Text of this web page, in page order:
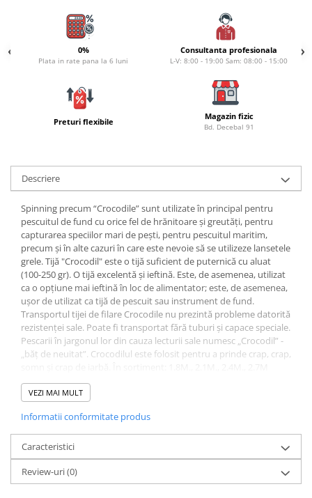
Nada si momeala
Aditivi, arome, dipuri
Pescuit la copca
Bagajerie pescuit
Genti
Lazi
Huse
Penare
Altele
Rucsac
Accesorii conexe pescuit
Cântare
Instrumente
Ochelari
Barci, sonare
Accesorii pentru barci
Barci
Sonare
0%
Plata in rate pana la 6 luni
Consultanta profesionala
L-V: 8:00 - 19:00 Sam: 08:00 - 15:00
Preturi flexibile Magazin fizic
Bd. Decebal 91
Descriere
Spinning precum “Crocodile” sunt utilizate în principal pentru
pescuitul de fund cu orice fel de hrănitoare și greutăți, pentru
capturarea speciilor mari de pești, pentru pescuitul maritim,
precum și în alte cazuri în care este nevoie să se utilizeze lansetele
grele. Tijă "Crocodil" este o tijă suficient de puternică cu aluat
(100-250 gr). O tijă excelentă și ieftină. Este, de asemenea, utilizat
ca o opțiune mai ieftină în loc de alimentator; este, de asemenea,
ușor de utilizat ca tijă de pescuit sau instrument de fund.
Transportul tijei de filare Crocodile nu prezintă probleme datorită
rezistenței sale. Poate fi transportat fără tuburi și capace speciale.
Pescarii în jargonul lor din cauza lecturii sale numesc „Crocodil” -
„băț de neuitat”. Crocodilul este folosit pentru a prinde crap, crap,
Lungime: 2.4
Test: 100-250g.
Material: fibra de sticla
VEZI MAI MULT
Informatii conformitate produs
Caracteristici
Review-uri(0)